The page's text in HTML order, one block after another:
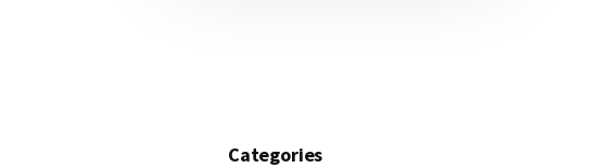
Categories